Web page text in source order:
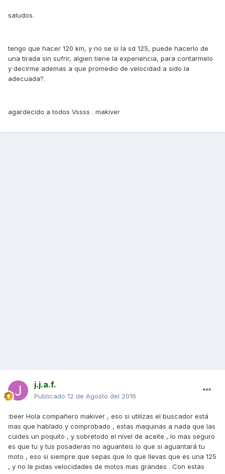
saludos.
tengo que hacer 120 km, y no se si la sd 125, puede hacerlo de
una tirada sin sufrir, algien tiene la experiencia, para contarmelo
y decirme ademas a que promedio de velocidad a sido la
adecuada?.
agardecido a todos Vssss . makiver
j.j.a.f.
Publicado 12 de Agosto del 2016
:beer Hola compañero makiver , eso si utilizas el buscador está
mas que hablado y comprobado , estas maquinas a nada que las
cuides un poquito , y sobretodo el nivel de aceite , lo mas seguro
es que tu y tus posaderas no aguanteis lo que si aguantará tu
moto , eso si siempre que sepas que lo que llevas que es una 125
, y no le pidas velocidades de motos mas grandes . Con estas